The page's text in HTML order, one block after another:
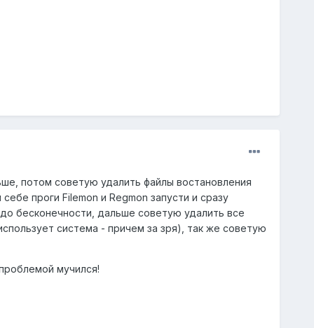
потом советую удалить файлы востановления
проги Filemon и Regmon запусти и сразу
бесконечности, дальше советую удалить все
система - причем за зря), так же советую
мучился!